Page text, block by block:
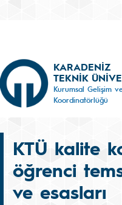
KARADENİZ
TEKNİK
Kurumsal Gelişim
Koordinatörlüğü
KTÜ kalite
öğrenci
ve esasları